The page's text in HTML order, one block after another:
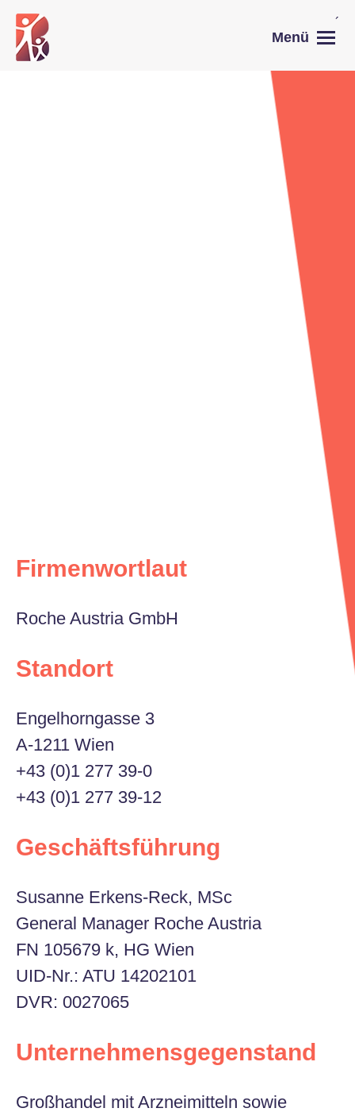
Menü
´
Commerce-Gesetz
Firmenwortlaut
Roche Austria GmbH
Standort
Engelhorngasse 3
A-1211 Wien
+43 (0)1 277 39-0
+43 (0)1 277 39-12
Geschäftsführung
Susanne Erkens-Reck, MSc
General Manager Roche Austria
FN 105679 k, HG Wien
UID-Nr.: ATU 14202101
DVR: 0027065
Unternehmensgegenstand
Großhandel mit Arzneimitteln sowie